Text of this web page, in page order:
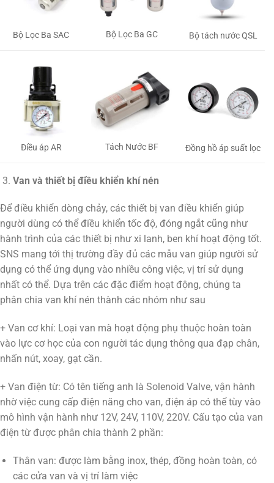
Bộ Lọc Ba SAC Bộ Lọc Ba GC Bộ tách nước QSL
Điều áp AR Tách Nước BF Đồng hồ áp suất lọc
Van và thiết bị điều khiển khí nén
Để điều khiển dòng chảy, các thiết bị van điều khiển giúp
người dùng có thể điều khiển tốc độ, đóng ngắt cũng như
hành trình của các thiết bị như xi lanh, ben khí hoạt động tốt.
SNS mang tới thị trường đầy đủ các mẫu van giúp người sử
dụng có thể ứng dụng vào nhiều công việc, vị trí sử dụng
nhất có thể. Dựa trên các đặc điểm hoạt động, chúng ta
phân chia van khí nén thành các nhóm như sau
+ Van cơ khí: Loại van mà hoạt động phụ thuộc hoàn toàn
vào lực cơ học của con người tác dụng thông qua đạp chân,
nhấn nút, xoay, gạt cần.
+ Van điện từ: Có tên tiếng anh là Solenoid Valve, vận hành
nhờ việc cung cấp điện năng cho van, điện áp có thể tùy vào
mô hình vận hành như 12V, 24V, 110V, 220V. Cấu tạo của van
điện từ được phân chia thành 2 phần:
Thân van: được làm bằng inox, thép, đồng hoàn toàn, có
các cửa van và vị trí làm việc